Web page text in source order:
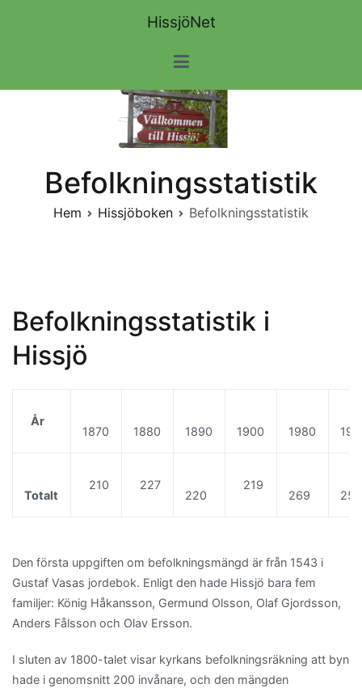
HissjöNet
Befolkningsstatistik
Hem Hissjöboken Befolkningsstatistik
Befolkningsstatistik i
Hissjö
År
1870 1880 1890 1900 1980
Totalt
210 227
220
219
269 250
Den första uppgiften om befolkningsmängd är från 1543 i
Gustaf Vasas jordebok. Enligt den hade Hissjö bara fem
familjer: König Håkansson, Germund Olsson, Olaf Gjordsson,
Anders Fålsson och Olav Ersson.
I sluten av 1800-talet visar kyrkans befolkningsräkning att byn
hade i genomsnitt 200 invånare, och den mängden